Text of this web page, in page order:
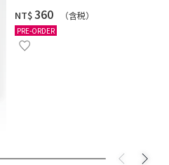
"LIGHTNING WING" [2026
年9月發送]
NT$‌360 （含税）
PRE-ORDER